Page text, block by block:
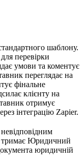
шаблону.
перевірки
умови та коментує
переглядає на
фінальне
клієнту на
отримує
інтеграцію Zapier.
тримає Юридичний
юридичній